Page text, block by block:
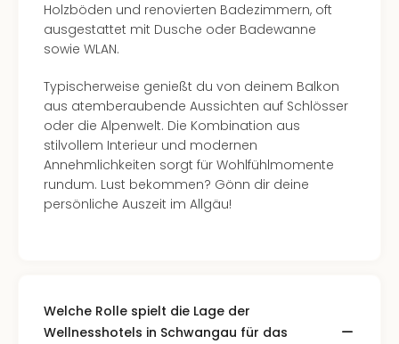
Holzböden und renovierten Badezimmern, oft
ausgestattet mit Dusche oder Badewanne
sowie WLAN.
Typischerweise genießt du von deinem Balkon
aus atemberaubende Aussichten auf Schlösser
oder die Alpenwelt. Die Kombination aus
stilvollem Interieur und modernen
Annehmlichkeiten sorgt für Wohlfühlmomente
rundum. Lust bekommen? Gönn dir deine
persönliche Auszeit im Allgäu!
Welche Rolle spielt die Lage der
Wellnesshotels in Schwangau für das